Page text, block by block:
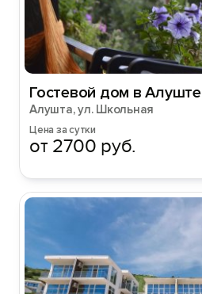
Гостевой дом в Алуште
Алушта, ул. Школьная
Цена за сутки
от 2700 руб.